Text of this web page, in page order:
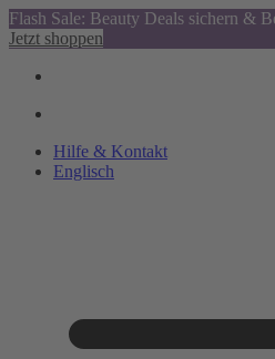
Flash Sale: Beauty Deals sichern &
Jetzt shoppen
Hilfe & Kontakt
Englisch